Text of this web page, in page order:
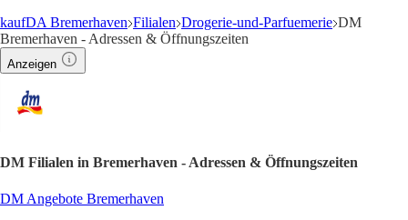
kaufDA Bremerhaven Filialen Drogerie-und-Parfuemerie DM
Bremerhaven - Adressen & Öffnungszeiten
Anzeigen
DM Filialen in Bremerhaven - Adressen & Öffnungszeiten
DM Angebote Bremerhaven